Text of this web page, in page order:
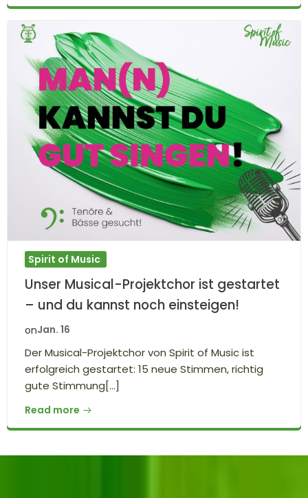
Spirit of Music
Unser Musical-Projektchor ist gestartet
– und du kannst noch einsteigen!
onJan. 16
Der Musical-Projektchor von Spirit of Music ist
erfolgreich gestartet: 15 neue Stimmen, richtig
gute Stimmung[…]
Read more